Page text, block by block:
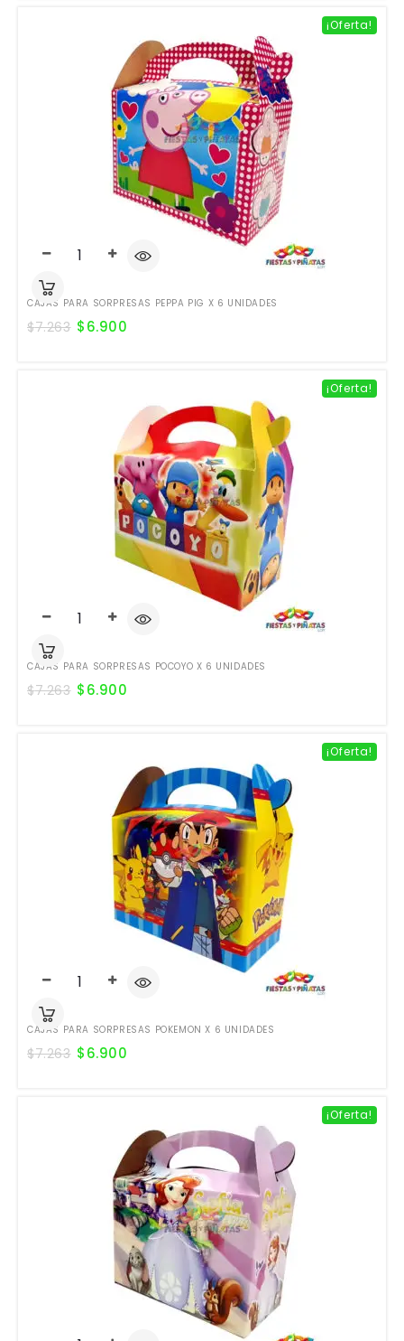
¡Oferta!
CAJAS PARA SORPRESAS PEPPA PIG X 6 UNIDADES
$7.263 $6.900
¡Oferta!
CAJAS PARA SORPRESAS POCOYO X 6 UNIDADES
$7.263 $6.900
¡Oferta!
CAJAS PARA SORPRESAS POKEMON X 6 UNIDADES
$7.263 $6.900
¡Oferta!